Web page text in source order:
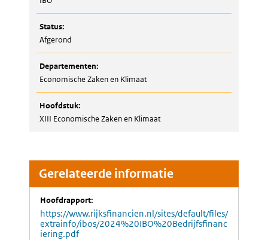
Status:
Afgerond
Departementen:
Economische Zaken en Klimaat
Hoofdstuk:
XIII Economische Zaken en Klimaat
Gerelateerde informatie
Hoofdrapport:
https://www.rijksfinancien.nl/sites/default/files/
extrainfo/ibos/2024%20IBO%20Bedrijfsfinanc
iering.pdf